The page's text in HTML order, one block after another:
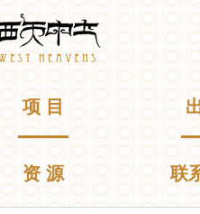
项 目
资 源 联